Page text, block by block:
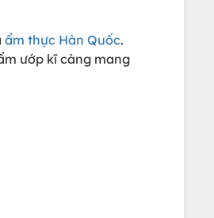
ẩm thực Hàn Quốc.
ướp kĩ càng mang